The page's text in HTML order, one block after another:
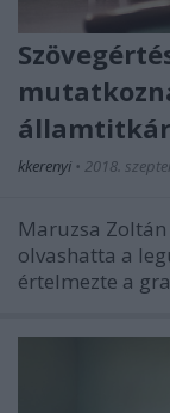
kkerenyi • 2018.
Maruzsa
olvashatta a
értelmezte a